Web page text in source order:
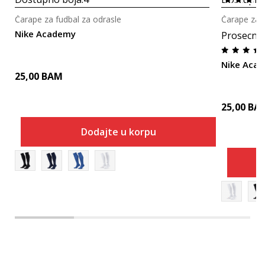
Nike Academy
Čarape za fudbal za odrasle
25,00 BAM
Dodajte u korpu
Nike
Čarape za
25,00